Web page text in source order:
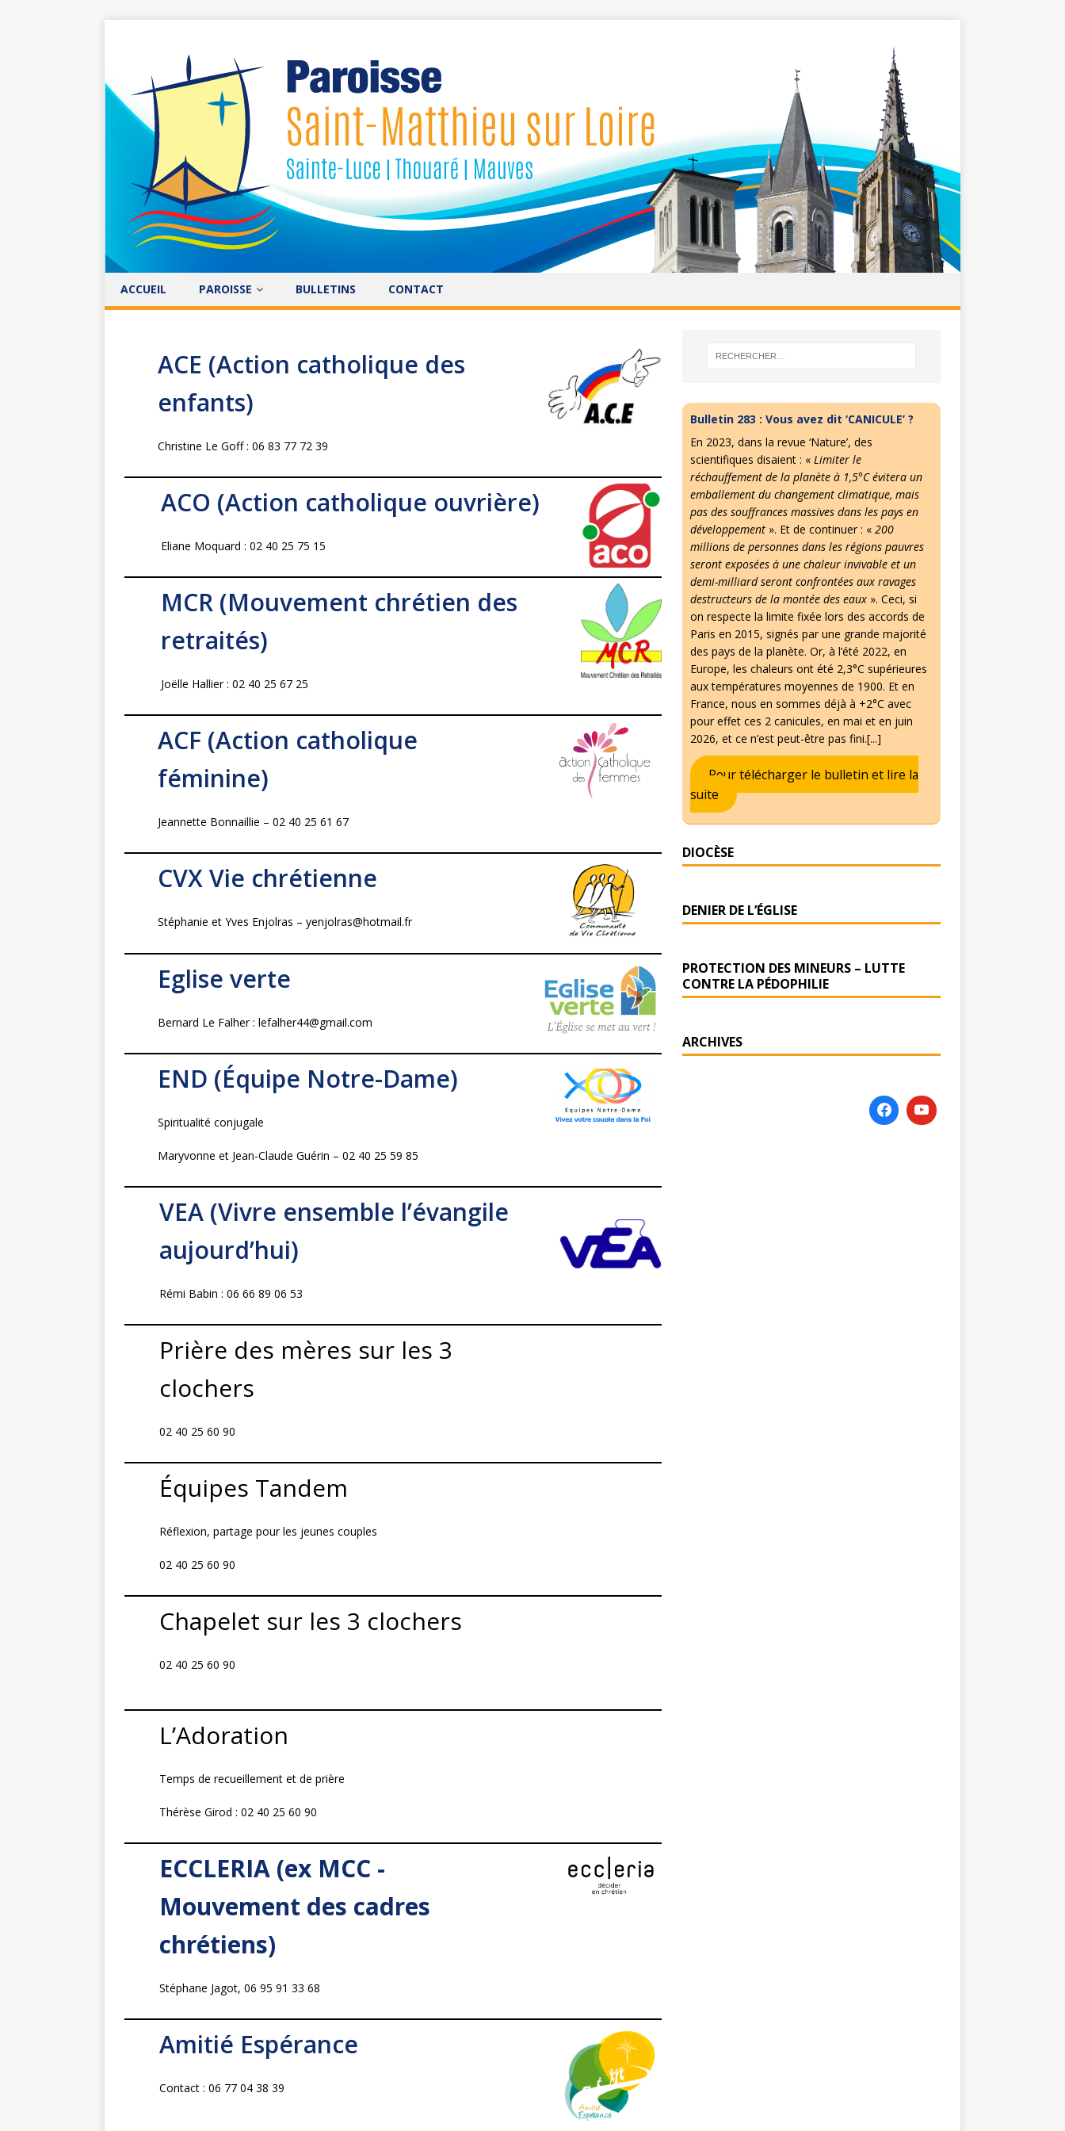
ACCUEIL PAROISSE BULLETINS CONTACT
ACE (Action catholique des
enfants)
Christine Le Goff : 06 83 77 72 39
ACO (Action catholique ouvrière)
Eliane Moquard : 02 40 25 75 15
MCR (Mouvement chrétien des
retraités)
Joëlle Hallier : 02 40 25 67 25
ACF (Action catholique
féminine)
Jeannette Bonnaillie – 02 40 25 61 67
CVX Vie chrétienne
Stéphanie et Yves Enjolras – yenjolras@hotmail.fr
Eglise verte
Bernard Le Falher : lefalher44@gmail.com
END (Équipe Notre-Dame)
Spiritualité conjugale
Maryvonne et Jean-Claude Guérin – 02 40 25 59 85
VEA (Vivre ensemble l’évangile
aujourd’hui)
Rémi Babin : 06 66 89 06 53
Prière des mères sur les 3
clochers
02 40 25 60 90
Équipes Tandem
Réflexion, partage pour les jeunes couples
02 40 25 60 90
Chapelet sur les 3 clochers
02 40 25 60 90
L’Adoration
Temps de recueillement et de prière
Thérèse Girod : 02 40 25 60 90
ECCLERIA (ex MCC -
Mouvement des cadres
chrétiens)
Stéphane Jagot, 06 95 91 33 68
Amitié Espérance
Contact : 06 77 04 38 39
Bulletin 283 : Vous avez dit ‘CANICULE’ ?
En 2023, dans la revue ‘Nature’, des
scientifiques disaient : « Limiter le
réchauffement de la planète à 1,5°C évitera un
emballement du changement climatique, mais
pas des souffrances massives dans les pays en
développement». Et de continuer : « 200
millions de personnes dans les régions pauvres
seront exposées à une chaleur invivable et un
demi-milliard seront confrontées aux ravages
destructeurs de la montée des eaux». Ceci, si
on respecte la limite fixée lors des accords de
Paris en 2015, signés par une grande majorité
des pays de la planète. Or, à l’été 2022, en
Europe, les chaleurs ont été 2,3°C supérieures
aux températures moyennes de 1900. Et en
France, nous en sommes déjà à +2°C avec
pour effet ces 2 canicules, en mai et en juin
2026, et ce n’est peut-être pas fini.[...]
Pour télécharger le bulletin et lire la
suite
DIOCÈSE
DENIER DE L’ÉGLISE
PROTECTION DES MINEURS – LUTTE
CONTRE LA PÉDOPHILIE
ARCHIVES